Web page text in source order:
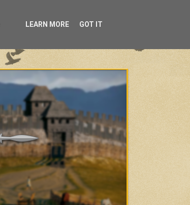
LEARN MORE GOT IT